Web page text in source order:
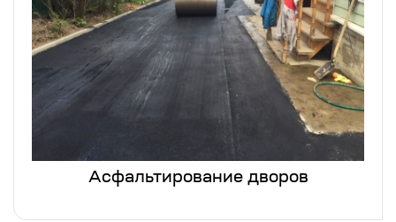
Асфальтирование дворов